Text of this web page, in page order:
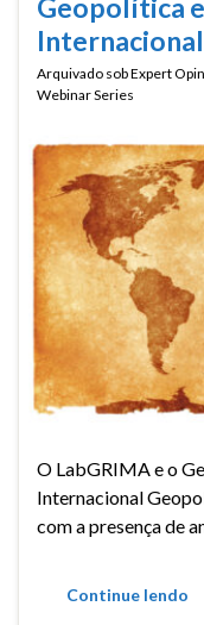
Geopolítica
Internacional
Arquivado sobExpert
Webinar Series
O LabGRIMA e o
Internacional
com a presença de
Continue lendo